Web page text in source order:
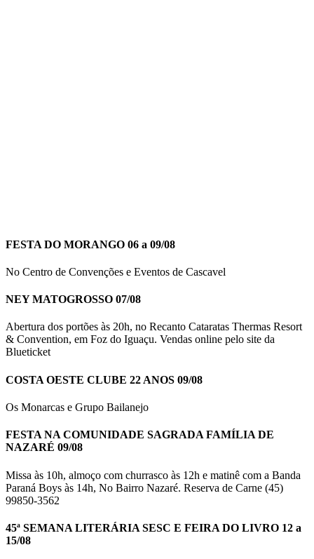
FESTA DO MORANGO 06 a 09/08
No Centro de Convenções e Eventos de Cascavel
NEY MATOGROSSO 07/08
Abertura dos portões às 20h, no Recanto Cataratas Thermas Resort
& Convention, em Foz do Iguaçu. Vendas online pelo site da
Blueticket
COSTA OESTE CLUBE 22 ANOS 09/08
Os Monarcas e Grupo Bailanejo
FESTA NA COMUNIDADE SAGRADA FAMÍLIA DE
NAZARÉ 09/08
Missa às 10h, almoço com churrasco às 12h e matinê com a Banda
Paraná Boys às 14h, No Bairro Nazaré. Reserva de Carne (45)
99850-3562
45ª SEMANA LITERÁRIA SESC E FEIRA DO LIVRO 12 a
15/08